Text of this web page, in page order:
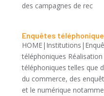
des campagnes de rec
Enquêtes
téléphoniques
téléphoniques telles que
du commerce, des
et le numérique